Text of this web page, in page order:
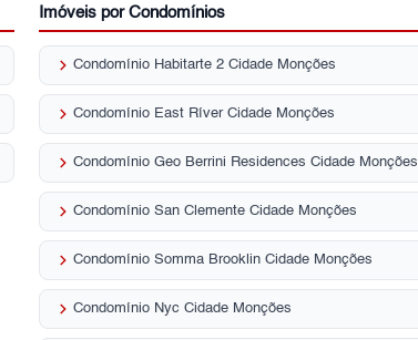
Imóveis por Condomínios
keyboard_arrow_rightCondomínio Habitarte 2 Cidade Monções
keyboard_arrow_rightCondomínio East Ríver Cidade Monções
keyboard_arrow_rightCondomínio Geo Berrini Residences Cidade Monções
keyboard_arrow_rightCondomínio San Clemente Cidade Monções
keyboard_arrow_rightCondomínio Somma Brooklin Cidade Monções
keyboard_arrow_rightCondomínio Nyc Cidade Monções